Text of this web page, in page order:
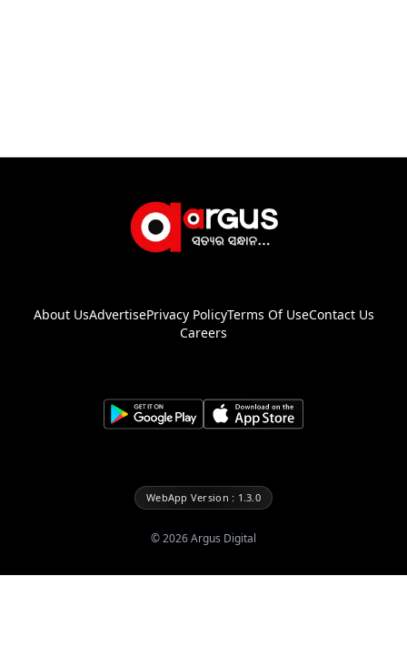
About UsAdvertisePrivacy PolicyTerms Of UseContact Us
Careers
WebApp Version : 1.3.0
©2026Argus Digital